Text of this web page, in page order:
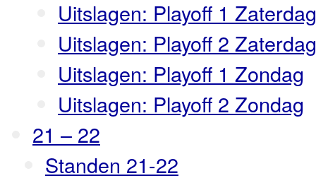
Uitslagen: Playoff 1 Zaterdag
Uitslagen: Playoff 2 Zaterdag
Uitslagen: Playoff 1 Zondag
Uitslagen: Playoff 2 Zondag
21 – 22
Standen 21-22